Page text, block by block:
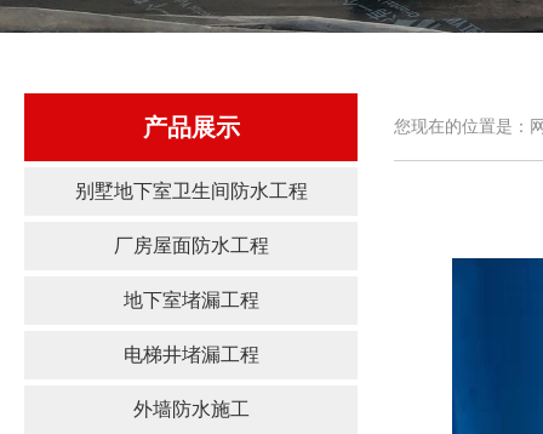
产品展示
别墅地下室卫生间防水工程
厂房屋面防水工程
地下室堵漏工程
电梯井堵漏工程
外墙防水施工
您现在的位置是：